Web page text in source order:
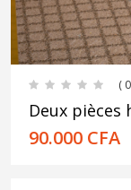
(
Deux pièces
90.000 CFA